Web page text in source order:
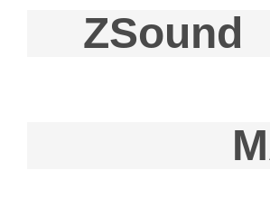
ZSound